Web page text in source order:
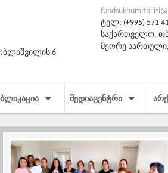
6
ტელ: (+995) 571
საქართველო,
მეორე
ᲛᲔᲓᲘᲐᲪᲔᲜᲢᲠᲘ